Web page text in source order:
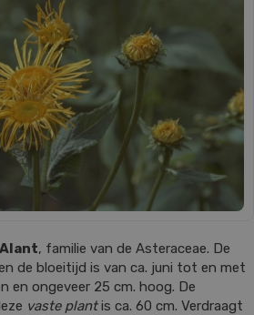
Alant, familie van de Asteraceae. De
de bloeitijd is van ca. juni tot en met
en ongeveer 25 cm. hoog. De
vaste plantis ca. 60 cm. Verdraagt